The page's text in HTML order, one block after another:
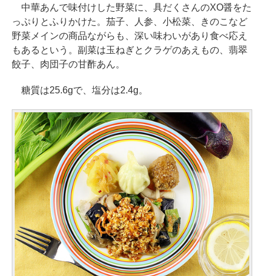
中華あんで味付けした野菜に、具だくさんのXO醤をた
っぷりとふりかけた。茄子、人参、小松菜、きのこなど
野菜メインの商品ながらも、深い味わいがあり食べ応え
もあるという。副菜は玉ねぎとクラゲのあえもの、翡翠
餃子、肉団子の甘酢あん。
糖質は25.6gで、塩分は2.4g。